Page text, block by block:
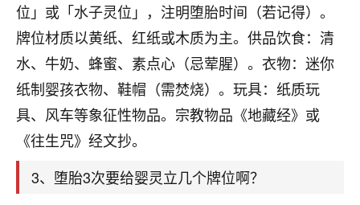
位」或「水子灵位」，注明堕胎时间（若记得）。
牌位材质以黄纸、红纸或木质为主。供品饮食：清
水、牛奶、蜂蜜、素点心（忌荤腥）。衣物：迷你
纸制婴孩衣物、鞋帽（需焚烧）。玩具：纸质玩
具、风车等象征性物品。宗教物品《地藏经》或
《往生咒》经文抄。
3、堕胎3次要给婴灵立几个牌位啊？
心若莲花
我是做餐饮的，这两年，生意屡屡受挫，店开一家关
一家，要么生意不好，生意好的就出事。前些年攒的
家底快败光了，真是倒霉！我也想找人看看到底怎么
回事？
鹿森 ：你可以找老师看看，人有时不服命不行
太阳当空赵：我也做餐饮的，生意不算大，但